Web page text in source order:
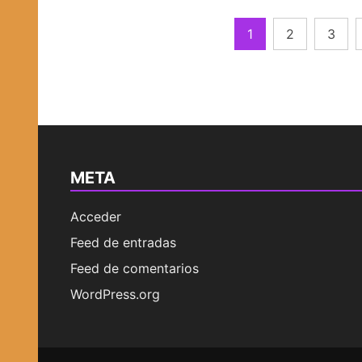
1 2 3
META
Acceder
Feed de entradas
Feed de comentarios
WordPress.org